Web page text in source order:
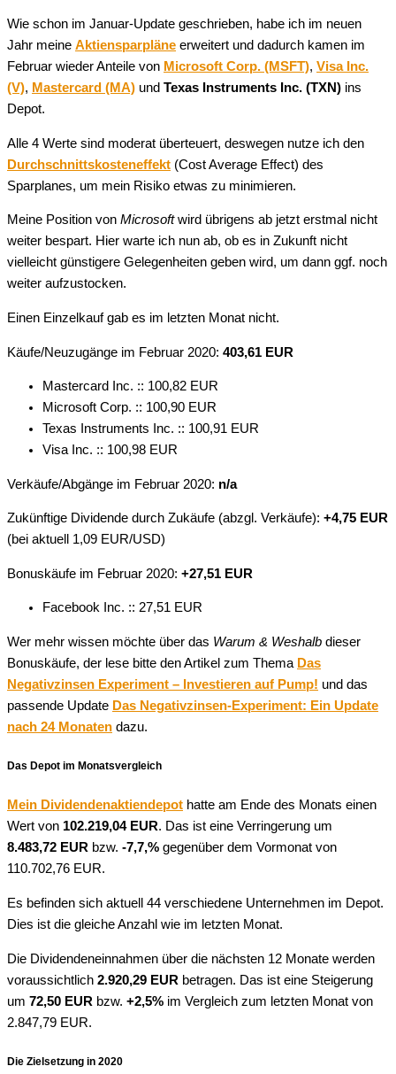
Wie schon im Januar-Update geschrieben, habe ich im neuen
Jahr meine Aktiensparpläne erweitert und dadurch kamen im
Februar wieder Anteile von Microsoft Corp. (MSFT), Visa Inc.
(V), Mastercard (MA) und Texas Instruments Inc. (TXN) ins
Depot.
Alle 4 Werte sind moderat überteuert, deswegen nutze ich den
Durchschnittskosteneffekt (Cost Average Effect) des
Sparplanes, um mein Risiko etwas zu minimieren.
Meine Position von Microsoftwird übrigens ab jetzt erstmal nicht
weiter bespart. Hier warte ich nun ab, ob es in Zukunft nicht
vielleicht günstigere Gelegenheiten geben wird, um dann ggf. noch
weiter aufzustocken.
Einen Einzelkauf gab es im letzten Monat nicht.
Käufe/Neuzugänge im Februar 2020: 403,61 EUR
Mastercard Inc. :: 100,82 EUR
Microsoft Corp. :: 100,90 EUR
Texas Instruments Inc. :: 100,91 EUR
Visa Inc. :: 100,98 EUR
Verkäufe/Abgänge im Februar 2020: n/a
Zukünftige Dividende durch Zukäufe (abzgl. Verkäufe): +4,75 EUR
(bei aktuell 1,09 EUR/USD)
Bonuskäufe im Februar 2020: +27,51 EUR
Facebook Inc. :: 27,51 EUR
Wer mehr wissen möchte über das Warum & Weshalb dieser
Bonuskäufe, der lese bitte den Artikel zum Thema Das
Negativzinsen Experiment – Investieren auf Pump! und das
passende Update Das Negativzinsen-Experiment: Ein Update
nach 24 Monaten dazu.
Das Depot im Monatsvergleich
Mein Dividendenaktiendepot hatte am Ende des Monats einen
Wert von 102.219,04 EUR. Das ist eine Verringerung um
8.483,72 EUR bzw. -7,7,% gegenüber dem Vormonat von
110.702,76 EUR.
Es befinden sich aktuell 44 verschiedene Unternehmen im Depot.
Dies ist die gleiche Anzahl wie im letzten Monat.
Die Dividendeneinnahmen über die nächsten 12 Monate werden
voraussichtlich 2.920,29 EUR betragen. Das ist eine Steigerung
um 72,50 EUR bzw. +2,5% im Vergleich zum letzten Monat von
2.847,79 EUR.
Die Zielsetzung in 2020